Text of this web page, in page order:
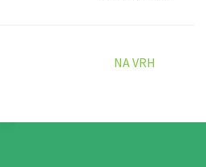
NA VRH